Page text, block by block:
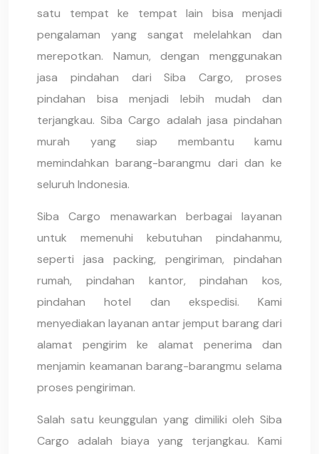
satu tempat ke tempat lain bisa menjadi
pengalaman yang sangat melelahkan dan
merepotkan. Namun, dengan menggunakan
jasa pindahan dari Siba Cargo, proses
pindahan bisa menjadi lebih mudah dan
terjangkau. Siba Cargo adalah jasa pindahan
murah yang siap membantu kamu
memindahkan barang-barangmu dari dan ke
seluruh Indonesia.
Siba Cargo menawarkan berbagai layanan
untuk memenuhi kebutuhan pindahanmu,
seperti jasa packing, pengiriman, pindahan
rumah, pindahan kantor, pindahan kos,
pindahan hotel dan ekspedisi. Kami
menyediakan layanan antar jemput barang dari
alamat pengirim ke alamat penerima dan
menjamin keamanan barang-barangmu selama
proses pengiriman.
Salah satu keunggulan yang dimiliki oleh Siba
Cargo adalah biaya yang terjangkau. Kami